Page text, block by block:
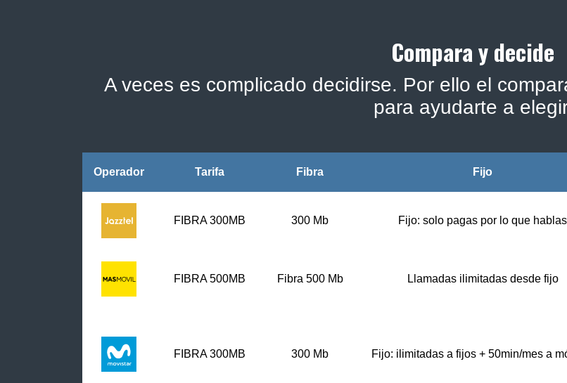
Compara y decide
A veces es complicado decidirse. Por ello el
para ayudarte a
Operador Tarifa Fibra Fijo
FIBRA 300MB 300 Mb Fijo: solo pagas por lo que hablas
FIBRA500MB Fibra 500 Mb Llamadas ilimitadas desde fijo
FIBRA 300MB 300 Mb Fijo: ilimitadas a fijos + 50min/mes a